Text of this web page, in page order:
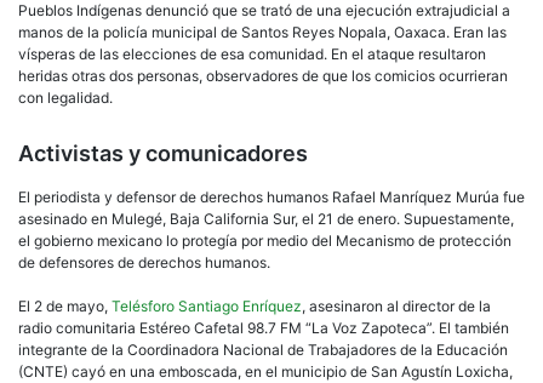
Pueblos Indígenas denunció que se trató de una ejecución extrajudicial a
manos de la policía municipal de Santos Reyes Nopala, Oaxaca. Eran las
vísperas de las elecciones de esa comunidad. En el ataque resultaron
heridas otras dos personas, observadores de que los comicios ocurrieran
con legalidad.
Activistas y comunicadores
El periodista y defensor de derechos humanos Rafael Manríquez Murúa fue
asesinado en Mulegé, Baja California Sur, el 21 de enero. Supuestamente,
el gobierno mexicano lo protegía por medio del Mecanismo de protección
de defensores de derechos humanos.
El 2 de mayo, Telésforo Santiago Enríquez, asesinaron al director de la
radio comunitaria Estéreo Cafetal 98.7 FM “La Voz Zapoteca”. El también
integrante de la Coordinadora Nacional de Trabajadores de la Educación
(CNTE) cayó en una emboscada, en el municipio de San Agustín Loxicha,